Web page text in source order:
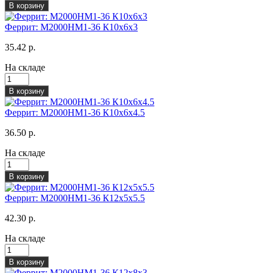
В корзину
Феррит: М2000НМ1-36 К10х6х3
35.42 р.
На складе
В корзину
Феррит: М2000НМ1-36 К10х6х4.5
36.50 р.
На складе
В корзину
Феррит: М2000НМ1-36 К12х5х5.5
42.30 р.
На складе
В корзину